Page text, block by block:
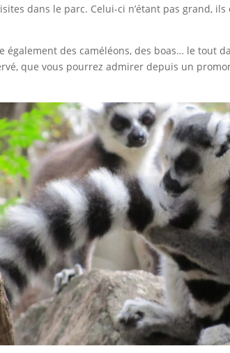
dans le parc. Celui-ci n’étant pas grand,
également des caméléons, des boas… le tout
que vous pourrez admirer depuis un